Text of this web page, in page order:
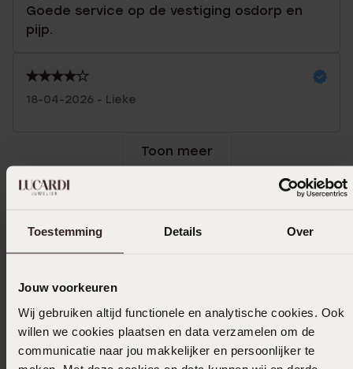
Toestemming Details Over
Jouw voorkeuren
Wij gebruiken altijd functionele en analytische cookies. Ook
willen we cookies plaatsen en data verzamelen om de
communicatie naar jou makkelijker en persoonlijker te
Goede service op de vestiging osdorp en
pijp.
18-04-2026 - Lieke
Toon meer
Selecteer maat & bestel